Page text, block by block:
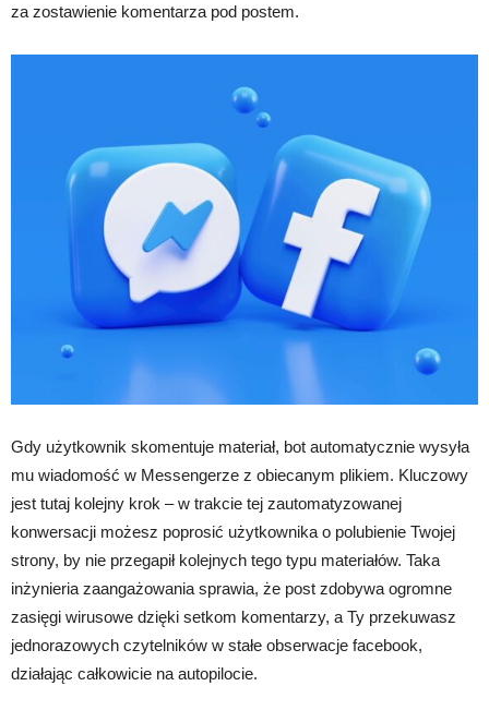
za zostawienie komentarza pod postem.
Gdy użytkownik skomentuje materiał, bot automatycznie wysyła
mu wiadomość w Messengerze z obiecanym plikiem. Kluczowy
jest tutaj kolejny krok – w trakcie tej zautomatyzowanej
konwersacji możesz poprosić użytkownika o polubienie Twojej
strony, by nie przegapił kolejnych tego typu materiałów. Taka
inżynieria zaangażowania sprawia, że post zdobywa ogromne
zasięgi wirusowe dzięki setkom komentarzy, a Ty przekuwasz
jednorazowych czytelników w stałe obserwacje facebook,
działając całkowicie na autopilocie.